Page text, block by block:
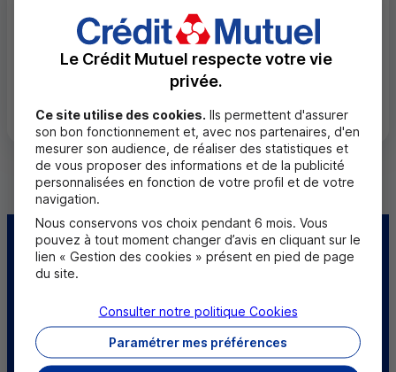
Ouvert, jusqu'à 12h30
Toutes les localités
Centre d'aide Trouver une caisse
malentendants
Télécharger l'application
Le Crédit Mutuel respecte votre vie
privée.
Ce site utilise des cookies. Ils permettent d'assurer
son bon fonctionnement et, avec nos partenaires, d'en
mesurer son audience, de réaliser des statistiques et
de vous proposer des informations et de la publicité
personnalisées en fonction de votre profil et de votre
navigation.
Nous conservons vos choix pendant 6 mois. Vous
pouvez à tout moment changer d’avis en cliquant sur le
lien « Gestion des cookies » présent en pied de page
du site.
Paramétrer mes préférences
Consulter notre politique Cookies